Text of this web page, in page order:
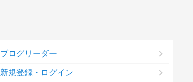
ブログリーダー
新規登録・ログイン